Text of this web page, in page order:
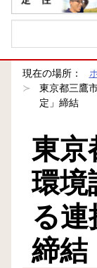
現在の場所：
東京都三鷹
定」締結
東京
環境
る
締結